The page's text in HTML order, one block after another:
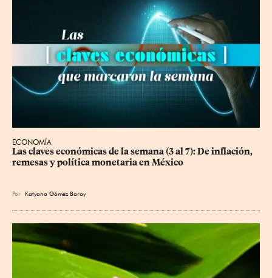
ECONOMÍA
Las claves económicas de la semana (3 al 7): De inflación,
remesas y política monetaria en México
Por Katyana Gómez Baray